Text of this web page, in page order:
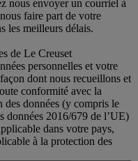
nous envoyer un courriel à
faire part de votre
les meilleurs délais.
de Le Creuset
personnelles et votre
dont nous recueillons et
conformité avec la
des données (y compris le
données 2016/679 de l’UE)
dans votre pays,
à la protection des